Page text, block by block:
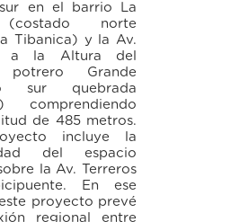
en el barrio La
norte
Tibanica) y la Av.
a la Altura del
potrero Grande
sur quebrada
comprendiendo
de 485 metros.
incluye la
del espacio
la Av. Terreros
En ese
proyecto prevé
regional entre